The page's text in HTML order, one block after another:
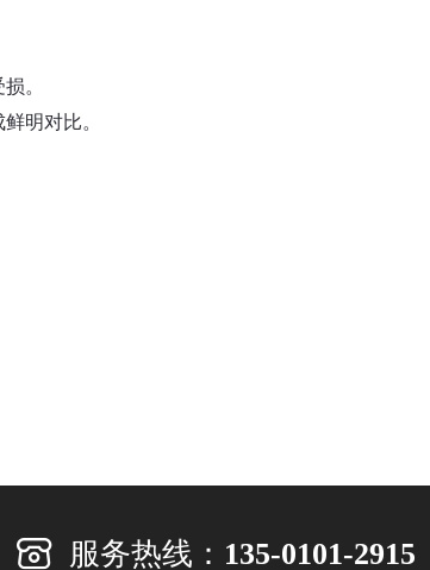
。
明对比。
服务热线： 135-0101-2915